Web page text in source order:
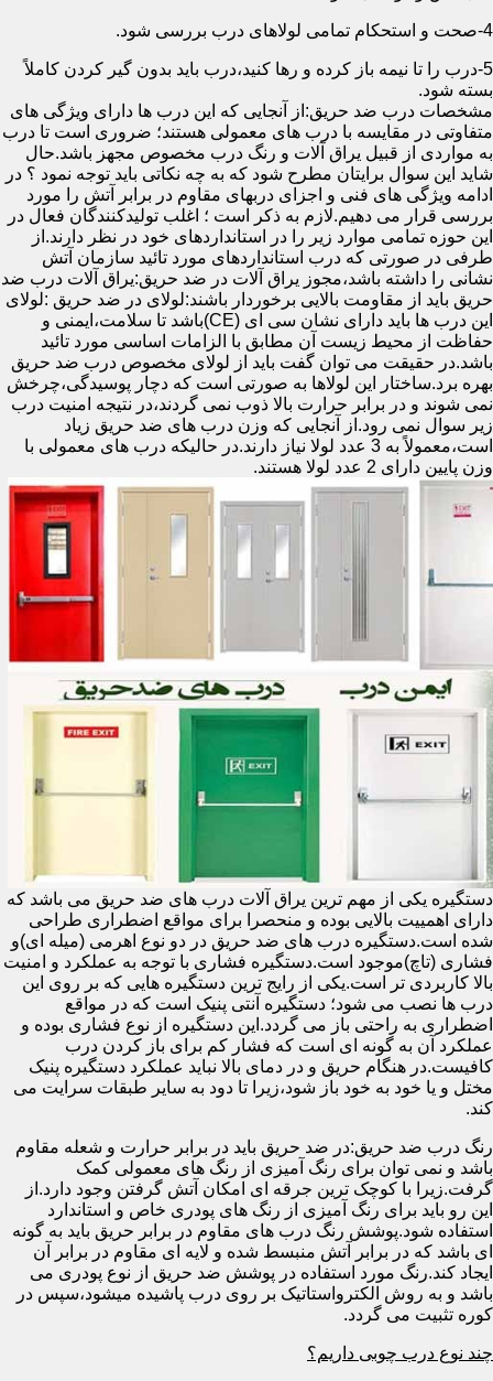
4-صحت و استحکام تمامی لولاهای درب بررسی شود.
5-درب را تا نیمه باز کرده و رها کنید،درب باید بدون گیر کردن کاملاً
بسته شود.
مشخصات درب ضد حریق:از آنجایی که این درب ها دارای ویژگی های
متفاوتی در مقایسه با درب های معمولی هستند؛ ضروری است تا درب
به مواردی از قبیل یراق آلات و رنگ درب مخصوص مجهز باشد.حال
شاید این سوال برایتان مطرح شود که به چه نکاتی باید توجه نمود ؟ در
ادامه ویژگی های فنی و اجزای دربهای مقاوم در برابر آتش را مورد
بررسی قرار می دهیم.لازم به ذکر است ؛ اغلب تولیدکنندگان فعال در
این حوزه تمامی موارد زیر را در استانداردهای خود در نظر دارند.از
طرفی در صورتی که درب استانداردهای مورد تائید سازمان آتش
نشانی را داشته باشد،مجوز یراق آلات در ضد حریق:یراق آلات درب ضد
حریق باید از مقاومت بالایی برخوردار باشند:لولای در ضد حریق :لولای
این درب ها باید دارای نشان سی ای (CE)باشد تا سلامت،ایمنی و
حفاظت از محیط زیست آن مطابق با الزامات اساسی مورد تائید
باشد.در حقیقت می توان گفت باید از لولای مخصوص درب ضد حریق
بهره برد.ساختار این لولاها به صورتی است که دچار پوسیدگی،چرخش
نمی شوند و در برابر حرارت بالا ذوب نمی گردند،در نتیجه امنیت درب
زیر سوال نمی رود.از آنجایی که وزن درب های ضد حریق زیاد
است،معمولاً به 3 عدد لولا نیاز دارند.در حالیکه درب های معمولی با
وزن پایین دارای 2 عدد لولا هستند.
دستگیره یکی از مهم ترین یراق آلات درب های ضد حریق می باشد که
دارای اهمییت بالایی بوده و منحصرا برای مواقع اضطراری طراحی
شده است.دستگیره درب های ضد حریق در دو نوع اهرمی (میله ای)و
فشاری (تاچ)موجود است.دستگیره فشاری با توجه به عملکرد و امنیت
بالا کاربردی تر است.یکی از رایج ترین دستگیره هایی که بر روی این
درب ها نصب می شود؛ دستگیره آنتی پنیک است که در مواقع
اضطراری به راحتی باز می گردد.این دستگیره از نوع فشاری بوده و
عملکرد آن به گونه ای است که فشار کم برای باز کردن درب
کافیست.در هنگام حریق و در دمای بالا نباید عملکرد دستگیره پنیک
مختل و یا خود به خود باز شود،زیرا تا دود به سایر طبقات سرایت می
کند.
رنگ درب ضد حریق:در ضد حریق باید در برابر حرارت و شعله مقاوم
باشد و نمی توان برای رنگ آمیزی از رنگ های معمولی کمک
گرفت.زیرا با کوچک ترین جرقه ای امکان آتش گرفتن وجود دارد.از
این رو باید برای رنگ آمیزی از رنگ های پودری خاص و استاندارد
استفاده شود.پوشش رنگ درب های مقاوم در برابر حریق باید به گونه
ای باشد که در برابر آتش منبسط شده و لایه ای مقاوم در برابر آن
ایجاد کند.رنگ مورد استفاده در پوشش ضد حریق از نوع پودری می
باشد و به روش الکترواستاتیک بر روی درب پاشیده میشود،سپس در
کوره تثبیت می گردد.
چند نوع درب چوبی داریم؟